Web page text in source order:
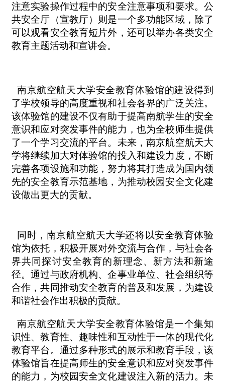
注意实验操作过程中的安全注意事项和要求。公
共安全厅（宣教厅）则是一个多功能区域，除了
可以观看安全教育短片外，还可以举办各类安全
教育主题活动和宣讲会。
南京航空航天大学安全教育体验馆的建设得到
了学校领导的高度重视和社会各界的广泛关注。
该体验馆的建设不仅有助于提高南航学生的安全
意识和应对突发事件的能力，也为全校师生提供
了一个学习交流的平台。未来，南京航空航天大
学将继续加大对体验馆的投入和建设力度，不断
完善各项设施和功能，努力将其打造成为国内领
先的安全教育示范基地，为推动校园安全文化建
设做出更大的贡献。
同时，南京航空航天大学还将以安全教育体验
馆为依托，积极开展对外交流与合作，与社会各
界共同探讨安全教育的新理念、新方法和新途
径。通过与政府机构、企事业单位、社会组织等
合作，共同推动安全教育的普及和发展，为建设
和谐社会作出积极的贡献。
南京航空航天大学安全教育体验馆是一个集知
识性、教育性、趣味性和互动性于一体的现代化
教育平台。通过多种形式的展示和教育手段，该
体验馆旨在提高师生的安全意识和应对突发事件
的能力，为校园安全文化建设注入新的活力。未